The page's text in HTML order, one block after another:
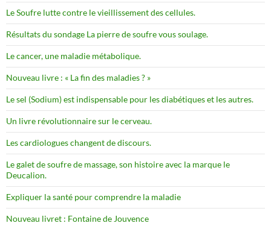
Le Soufre lutte contre le vieillissement des cellules.
Résultats du sondage La pierre de soufre vous soulage.
Le cancer, une maladie métabolique.
Nouveau livre : « La fin des maladies ? »
Le sel (Sodium) est indispensable pour les diabétiques et les autres.
Un livre révolutionnaire sur le cerveau.
Les cardiologues changent de discours.
Le galet de soufre de massage, son histoire avec la marque le
Deucalion.
Expliquer la santé pour comprendre la maladie
Nouveau livret : Fontaine de Jouvence